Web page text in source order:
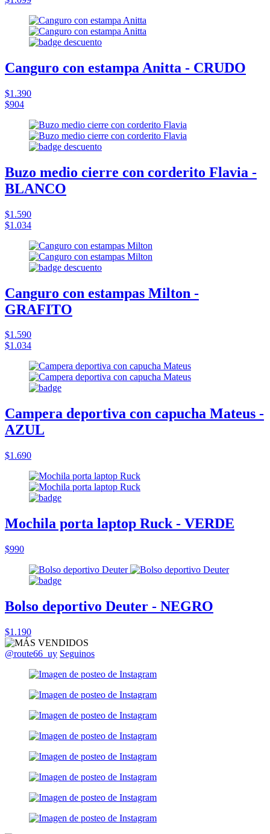
Canguro con estampa Anitta - CRUDO
$1.390
$904
Buzo medio cierre con corderito Flavia -
BLANCO
$1.590
$1.034
Canguro con estampas Milton -
GRAFITO
$1.590
$1.034
Campera deportiva con capucha Mateus -
AZUL
$1.690
Mochila porta laptop Ruck - VERDE
$990
Bolso deportivo Deuter - NEGRO
$1.190
@route66_uy Seguinos